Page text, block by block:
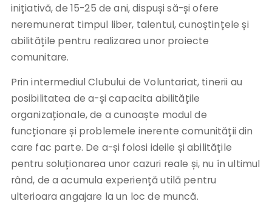
inițiativă, de 15-25 de ani, dispuși să-și ofere
neremunerat timpul liber, talentul, cunoștințele și
abilitățile pentru realizarea unor proiecte
comunitare.
Prin intermediul Clubului de Voluntariat, tinerii au
posibilitatea de a-și capacita abilitățile
organizaționale, de a cunoaște modul de
funcționare și problemele inerente comunității din
care fac parte. De a-și folosi ideile și abilitățile
pentru soluționarea unor cazuri reale și, nu în ultimul
rând, de a acumula experiență utilă pentru
ulterioara angajare la un loc de muncă.